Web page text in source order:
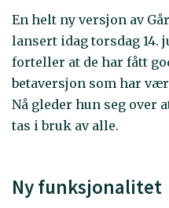
En helt ny versjon av
lansert idag torsdag 14.
forteller at de har fått
betaversjon som har
Nå gleder hun seg over
tas i bruk av alle.
Ny funksjonalitet